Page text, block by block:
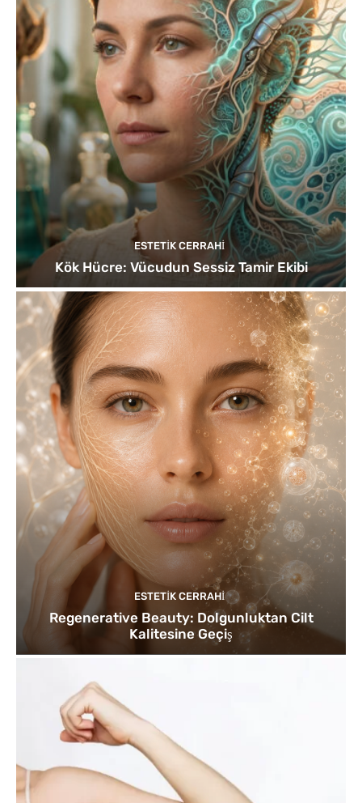
ESTETIK CERRAHI
Kök Hücre: Vücudun Sessiz Tamir Ekibi
ESTETIK CERRAHI
Regenerative Beauty: Dolgunluktan Cilt
Kalitesine Geçiş